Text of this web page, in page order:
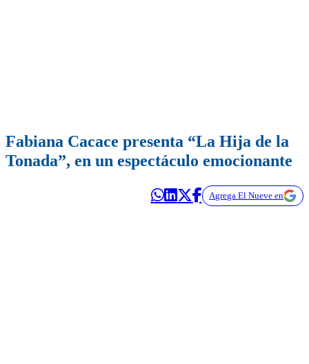
Fabiana Cacace presenta “La Hija de la
Tonada”, en un espectáculo emocionante
Agrega El Nueve en